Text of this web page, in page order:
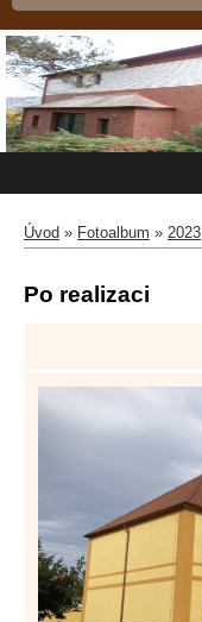
Úvod » Fotoalbum » 2023
Po realizaci